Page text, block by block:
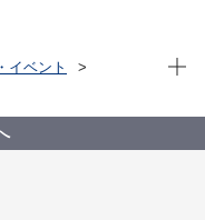
イベント
現在